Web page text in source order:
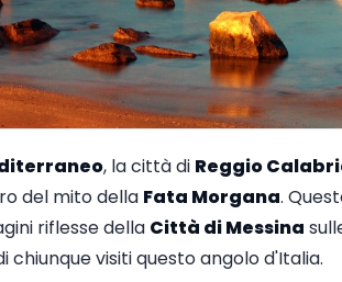
, la città di Reggio
del mito della Fata Morgana.
riflesse della Città di Messina
chiunque visiti questo angolo d'Italia.